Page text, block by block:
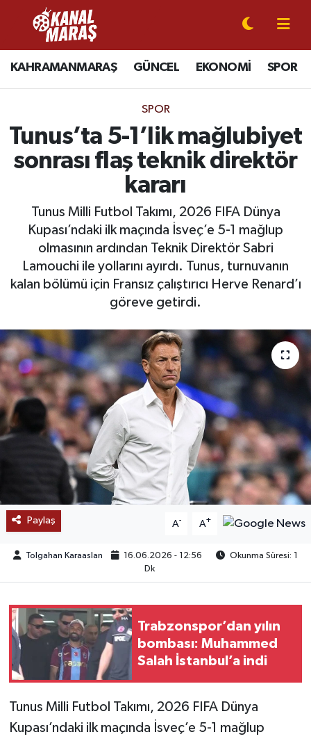
KAHRAMANMARAŞ GÜNCEL EKONOMİ SPOR
SPOR
Tunus’ta 5-1’lik mağlubiyet
sonrası flaş teknik direktör
kararı
Tunus Milli Futbol Takımı, 2026 FIFA Dünya
Kupası’ndaki ilk maçında İsveç’e 5-1 mağlup
olmasının ardından Teknik Direktör Sabri
Lamouchi ile yollarını ayırdı. Tunus, turnuvanın
kalan bölümü için Fransız çalıştırıcı Herve Renard’ı
göreve getirdi.
Paylaş A- A+
Tolgahan Karaaslan 16.06.2026 - 12:56
Okunma Süresi: 1
Dk
Trabzonspor’dan yılın
bombası: Muhammed
Salah İstanbul’a indi
Tunus Milli Futbol Takımı, 2026 FIFA Dünya
Kupası’ndaki ilk maçında İsveç’e 5-1 mağlup
CANLI YAYIN
KAHRAMANMARAŞ
SPOR
EKONOMİ
GÜNDEM
SAĞLIK
EĞİTİM
BÖLGE
KEŞFET
POPÜLER
DÜNYA
MEDYA
OTOMOTİV
TEKNOLOJİ
KÜLTÜR SANAT
Kahramanmaraş Nöbetçi Eczaneler
Kahramanmaraş Hava Durumu
Kahramanmaraş Namaz Vakitleri
Kahramanmaraş Trafik Yoğunluk Haritası
Süper Lig Puan Durumu ve Fikstür
Tüm Manşetler
Son Dakika Haberleri